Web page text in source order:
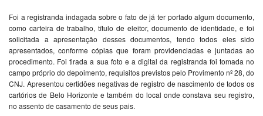
Foi a registranda indagada sobre o fato de já ter portado algum documento,
como carteira de trabalho, título de eleitor, documento de identidade, e foi
solicitada a apresentação desses documentos, tendo todos eles sido
apresentados, conforme cópias que foram providenciadas e juntadas ao
procedimento. Foi tirada a sua foto e a digital da registranda foi tomada no
campo próprio do depoimento, requisitos previstos pelo Provimento nº 28, do
CNJ. Apresentou certidões negativas de registro de nascimento de todos os
cartórios de Belo Horizonte e também do local onde constava seu registro,
no assento de casamento de seus pais.